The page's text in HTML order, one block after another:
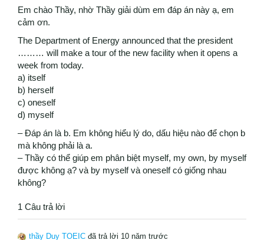
Em chào Thầy, nhờ Thầy giải dùm em đáp án này ạ, em
cảm ơn.
The Department of Energy announced that the president
……… will make a tour of the new facility when it opens a
week from today.
a) itself
b) herself
c) oneself
d) myself
– Đáp án là b. Em không hiểu lý do, dấu hiệu nào để chọn b
mà không phải là a.
– Thầy có thể giúp em phân biệt myself, my own, by myself
được không ạ? và by myself và oneself có giống nhau
không?
1 Câu trả lời
thầy Duy TOEIC đã trả lời 10 năm trước